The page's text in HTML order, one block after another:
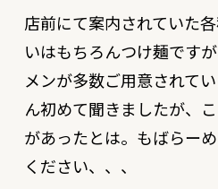
店前にて案内されていた
いはもちろんつけ麺です
メンが多数ご用意されて
ん初めて聞きましたが、
があったとは。もばらー
ください、、、